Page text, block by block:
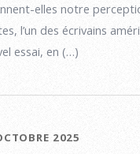
elles notre
l’un des écrivains
essai, en (…)
2025